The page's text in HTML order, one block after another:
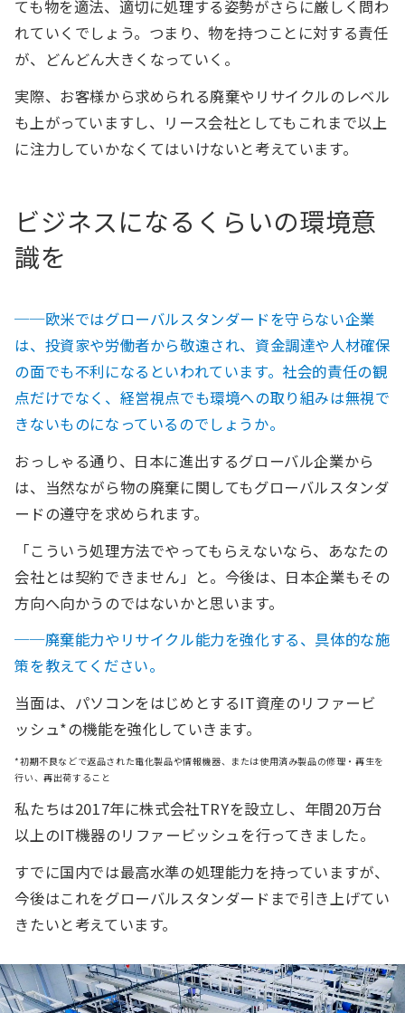
ても物を適法、適切に処理する姿勢がさらに厳しく問わ
れていくでしょう。つまり、物を持つことに対する責任
が、どんどん大きくなっていく。
実際、お客様から求められる廃棄やリサイクルのレベル
も上がっていますし、リース会社としてもこれまで以上
に注力していかなくてはいけないと考えています。
ビジネスになるくらいの環境意
識を
──欧米ではグローバルスタンダードを守らない企業
は、投資家や労働者から敬遠され、資金調達や人材確保
の面でも不利になるといわれています。社会的責任の観
点だけでなく、経営視点でも環境への取り組みは無視で
きないものになっているのでしょうか。
おっしゃる通り、日本に進出するグローバル企業から
は、当然ながら物の廃棄に関してもグローバルスタンダ
ードの遵守を求められます。
「こういう処理方法でやってもらえないなら、あなたの
会社とは契約できません」と。今後は、日本企業もその
方向へ向かうのではないかと思います。
──廃棄能力やリサイクル能力を強化する、具体的な施
策を教えてください。
当面は、パソコンをはじめとするIT資産のリファービ
ッシュ*の機能を強化していきます。
*初期不良などで返品された電化製品や情報機器、または使用済み製品の修理・再生を
行い、再出荷すること
私たちは2017年に株式会社TRYを設立し、年間20万台
以上のIT機器のリファービッシュを行ってきました。
すでに国内では最高水準の処理能力を持っていますが、
今後はこれをグローバルスタンダードまで引き上げてい
きたいと考えています。